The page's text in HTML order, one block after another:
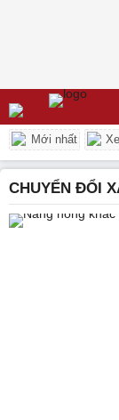
Mới nhất
CHUYỂN ĐỔI